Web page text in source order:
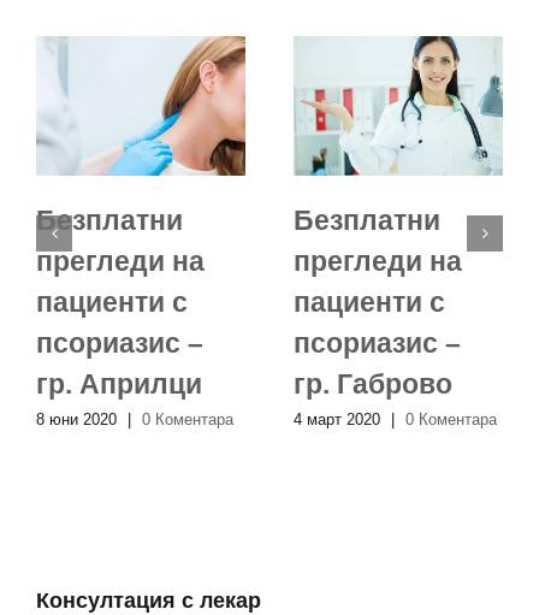
Безплатни
прегледи на
пациенти с
псориазис –
гр. Априлци
8 юни 2020 | 0 Коментара
Безплатни
прегледи на
пациенти с
псориазис –
гр. Габрово
4 март 2020 0 Коментара
Консултация с лекар